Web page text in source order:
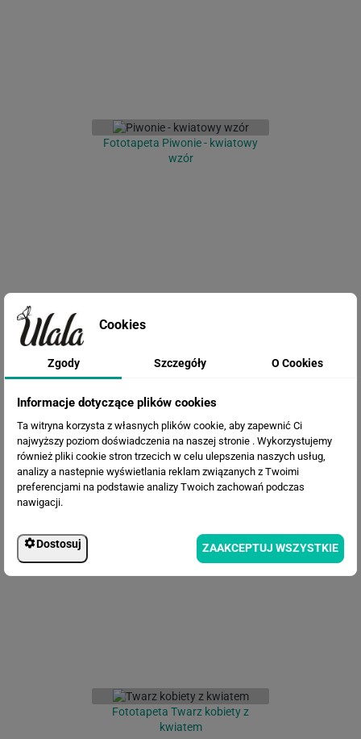
Fototapeta Piwonie - kwiatowy
wzór
Fototapeta Egzotyczne kwiaty
Fototapeta Twarz kobiety z
kwiatem
Cookies
Zgody Szczegóły O Cookies
Informacje dotyczące plików cookies
Ta witryna korzysta z własnych plików cookie, aby zapewnić Ci
najwyższy poziom doświadczenia na naszej stronie . Wykorzystujemy
również pliki cookie stron trzecich w celu ulepszenia naszych usług,
analizy a nastepnie wyświetlania reklam związanych z Twoimi
preferencjami na podstawie analizy Twoich zachowań podczas
nawigacji.
Dostosuj ZAAKCEPTUJ WSZYSTKIE